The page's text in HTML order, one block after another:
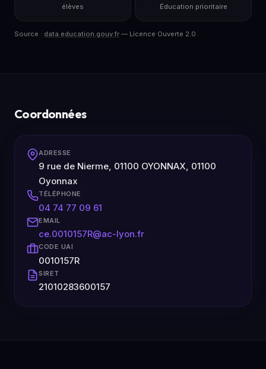
élèves Éducation prioritaire
Source : data.education.gouv.fr — Licence Ouverte 2.0
Coordonnées
ADRESSE
9 rue de Nierme, 01100 OYONNAX, 01100
Oyonnax
TÉLÉPHONE
04 74 77 09 61
EMAIL
ce.0010157R@ac-lyon.fr
CODE UAI
0010157R
SIRET
21010283600157